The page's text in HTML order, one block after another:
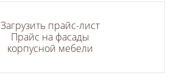
Загрузить прайс-лист
Прайс на фасады
корпусной мебели